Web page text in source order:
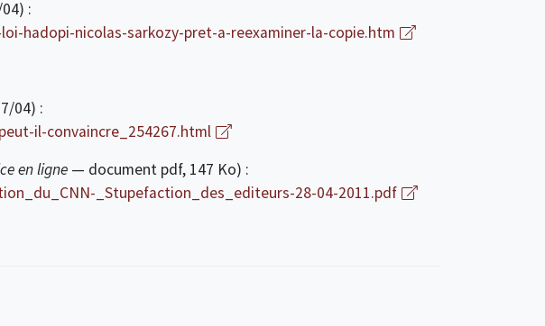
:
hadopi-nicolas-sarkozy-pret-a-reexaminer-la-copie.htm
04) :
il-convaincre_254267.html
en ligne— document pdf, 147 Ko) :
_Stupefaction_des_editeurs-28-04-2011.pdf